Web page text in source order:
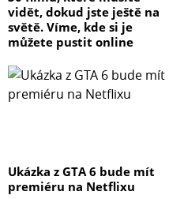
vidět, dokud jste ještě na
světě. Víme, kde si je
můžete pustit online
Ukázka z GTA 6 bude mít
premiéru na Netflixu